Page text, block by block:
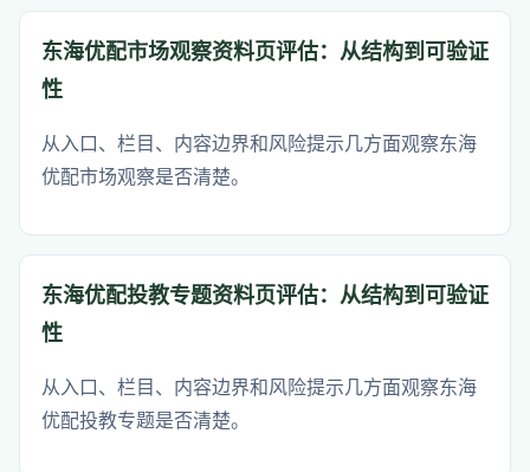
东海优配市场观察资料页评估：从结构到可验证
性
从入口、栏目、内容边界和风险提示几方面观察东海
优配市场观察是否清楚。
东海优配投教专题资料页评估：从结构到可验证
性
从入口、栏目、内容边界和风险提示几方面观察东海
优配投教专题是否清楚。